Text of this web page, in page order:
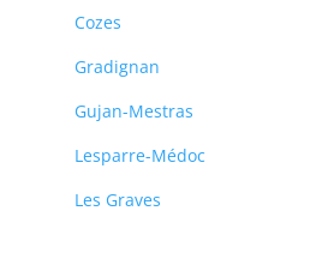
Cozes
Gradignan
Gujan-Mestras
Lesparre-Médoc
Les Graves